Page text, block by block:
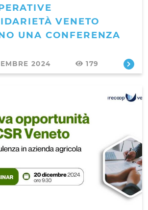
VENETO
UNA CONFERENZA
2024 179